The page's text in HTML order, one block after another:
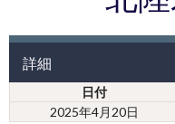
詳細
日付
2025年4月20日